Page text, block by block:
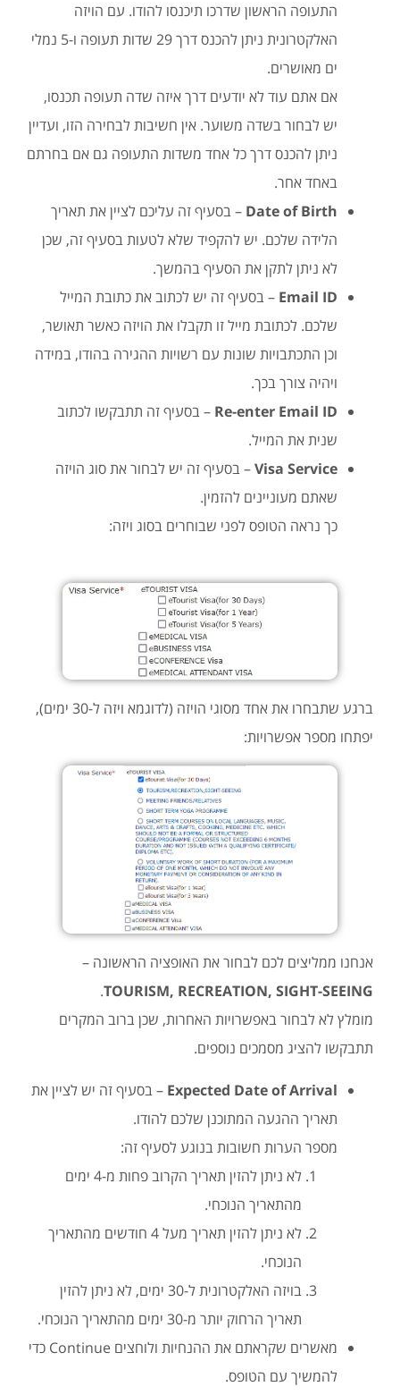
התעופה הראשון שדרכו תיכנסו להודו. עם הויזה
האלקטרונית ניתן להכנס דרך 29 שדות תעופה ו-5 נמלי
ים מאושרים.
אם אתם עוד לא יודעים דרך איזה שדה תעופה תכנסו,
יש לבחור בשדה משוער. אין חשיבות לבחירה הזו, ועדיין
ניתן להכנס דרך כל אחד משדות התעופה גם אם בחרתם
באחד אחר.
Date of Birth – בסעיף זה עליכם לציין את תאריך
הלידה שלכם. יש להקפיד שלא לטעות בסעיף זה, שכן
לא ניתן לתקן את הסעיף בהמשך.
Email ID – בסעיף זה יש לכתוב את כתובת המייל
שלכם. לכתובת מייל זו תקבלו את הויזה כאשר תאושר,
וכן התכתבויות שונות עם רשויות ההגירה בהודו, במידה
ויהיה צורך בכך.
Re-enter Email ID – בסעיף זה תתבקשו לכתוב
שנית את המייל.
Visa Service– בסעיף זה יש לבחור את סוג הויזה
שאתם מעוניינים להזמין.
כך נראה הטופס לפני שבוחרים בסוג ויזה:
ברגע שתבחרו את אחד מסוגי הויזה (לדוגמא ויזה ל-30 ימים),
יפתחו מספר אפשרויות:
אנחנו ממליצים לכם לבחור את האופציה הראשונה –
TOURISM, RECREATION, SIGHT-SEEING
.
מומלץ לא לבחור באפשרויות האחרות, שכן ברוב המקרים
תתבקשו להציג מסמכים נוספים.
Expected Date of Arrival – בסעיף זה יש לציין את
תאריך ההגעה המתוכנן שלכם להודו.
מספר הערות חשובות בנוגע לסעיף זה:
לא ניתן להזין תאריך הקרוב פחות מ-4 ימים
מהתאריך הנוכחי.
לא ניתן להזין תאריך מעל 4 חודשים מהתאריך
הנוכחי.
בויזה האלקטרונית ל-30 ימים, לא ניתן להזין
תאריך הרחוק יותר מ-30 ימים מהתאריך הנוכחי.
מאשרים שקראתם את ההנחיות ולוחצים Continue כדי
להמשיך עם הטופס.